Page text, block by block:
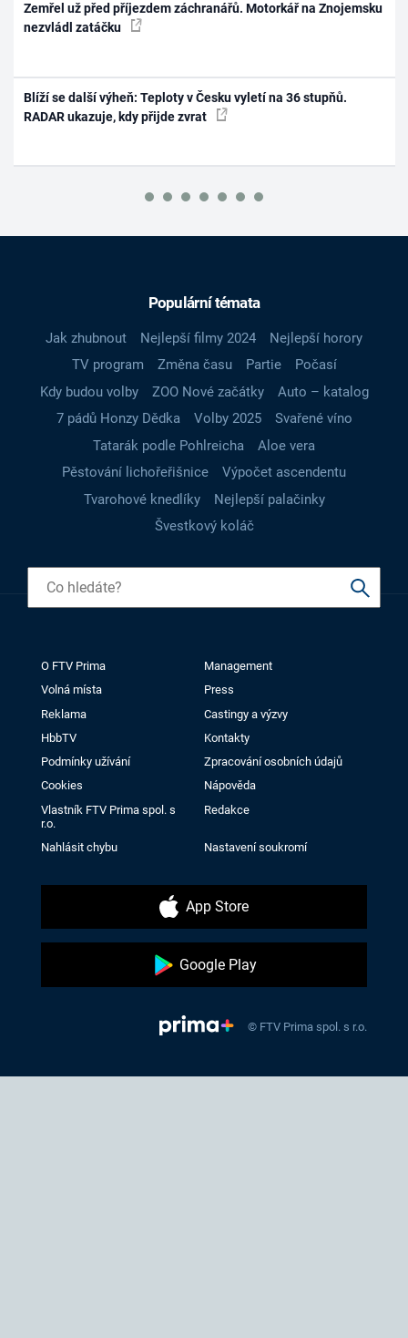
Zemřel už před příjezdem záchranářů. Motorkář na Znojemsku
nezvládl zatáčku
Blíží se další výheň: Teploty v Česku vyletí na 36 stupňů.
RADAR ukazuje, kdy přijde zvrat
Populární témata
Jak zhubnout Nejlepší filmy 2024
Nejlepší horory
TV program
Změna času Partie
Počasí
Kdy budou volby
ZOO Nové začátky
Auto – katalog
7 pádů Honzy Dědka
Volby 2025
Svařené víno
Tatarák podle Pohlreicha
Aloe vera
Pěstování lichořeřišnice
Výpočet ascendentu
Tvarohové knedlíky
Nejlepší palačinky
Švestkový koláč
O FTV Prima
Management
Volná místa
Press
Reklama
Castingy a výzvy
HbbTV
Kontakty
Podmínky užívání
Zpracování osobních údajů
Cookies
Nápověda
Vlastník FTV Prima spol. s
r.o.
Redakce
Nahlásit chybu Nastavení soukromí
App Store
Google Play
© FTV Prima spol. s r.o.